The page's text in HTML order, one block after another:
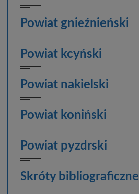
Powiat gnieźnieński
Powiat kcyński
Powiat nakielski
Powiat koniński
Powiat pyzdrski
Skróty bibliograficzne